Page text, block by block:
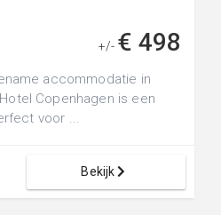
+/- € 498
accommodatie in
Copenhagen is een
voor ...
Bekijk